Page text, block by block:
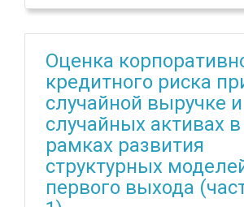
Оценка
кредитного риска
случайной выручке и
случайных активах в
рамках развития
структурных
первого выхода